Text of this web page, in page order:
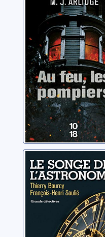
pompiers
Arlidge, M.J.
Le songe de
l'astronome
Bourcy, Thierry